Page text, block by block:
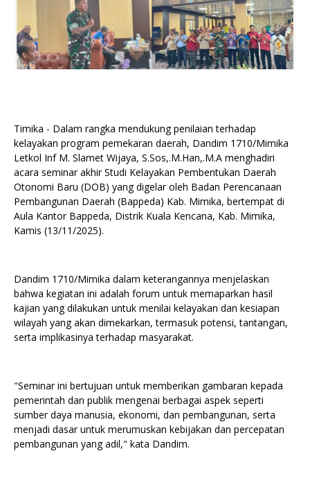
Timika - Dalam rangka mendukung penilaian terhadap
kelayakan program pemekaran daerah, Dandim 1710/Mimika
Letkol Inf M. Slamet Wijaya, S.Sos,.M.Han,.M.A menghadiri
acara seminar akhir Studi Kelayakan Pembentukan Daerah
Otonomi Baru (DOB) yang digelar oleh Badan Perencanaan
Pembangunan Daerah (Bappeda) Kab. Mimika, bertempat di
Aula Kantor Bappeda, Distrik Kuala Kencana, Kab. Mimika,
Kamis (13/11/2025).
Dandim 1710/Mimika dalam keterangannya menjelaskan
bahwa kegiatan ini adalah forum untuk memaparkan hasil
kajian yang dilakukan untuk menilai kelayakan dan kesiapan
wilayah yang akan dimekarkan, termasuk potensi, tantangan,
serta implikasinya terhadap masyarakat.
"Seminar ini bertujuan untuk memberikan gambaran kepada
pemerintah dan publik mengenai berbagai aspek seperti
sumber daya manusia, ekonomi, dan pembangunan, serta
menjadi dasar untuk merumuskan kebijakan dan percepatan
pembangunan yang adil," kata Dandim.